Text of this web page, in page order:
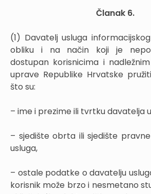
Članak 6.
(1) Davatelj usluga
obliku i na način koji je
dostupan korisnicima i
uprave Republike Hrvatske
što su:
– ime i prezime ili tvrtku davatelja
– sjedište obrta ili sjedište
usluga,
– ostale podatke o davatelju
korisnik može brzo i nesmetano